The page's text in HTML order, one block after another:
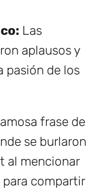
Las
aplausos y
pasión de los
frase de
se burlaron
al mencionar
compartir